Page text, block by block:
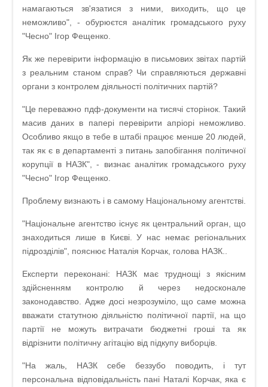
намагаються зв'язатися з ними, виходить, що це
неможливо", - обурюєтся аналітик громадського руху
"Чесно" Ігор Фещенко.
Як же перевірити інформацію в письмових звітах партій
з реальним станом справ? Чи справляються державні
органи з контролем діяльності політичних партій?
"Це переважно пдф-документи на тисячі сторінок. Такий
масив даних в папері перевірити апріорі неможливо.
Особливо якщо в тебе в штабі працює менше 20 людей,
так як є в департаменті з питань запобігання політичної
корупції в НАЗК", - визнає аналітик громадського руху
"Чесно" Ігор Фещенко.
Проблему визнають і в самому Національному агентстві.
"Національне агентство існує як центральний орган, що
знаходиться лише в Києві. У нас немає регіональних
підрозділів", пояснює Наталія Корчак, голова НАЗК..
Експерти переконані: НАЗК має труднощі з якісним
здійсненням контролю й через недосконале
законодавство. Адже досі незрозуміло, що саме можна
вважати статутною діяльністю політичної партії, на що
партії не можуть витрачати бюджетні гроші та як
відрізнити політичну агітацію від підкупу виборців.
"На жаль, НАЗК себе беззубо поводить, і тут
персональна відповідальність пані Наталі Корчак, яка є